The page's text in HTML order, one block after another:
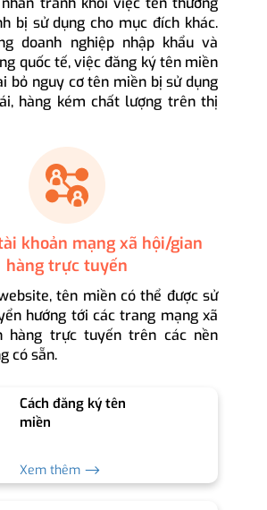
bị sử dụng cho mục đích khác.
doanh nghiệp nhập khẩu và
quốc tế, việc đăng ký tên miền
bỏ nguy cơ tên miền bị sử dụng
hàng kém chất lượng trên thị
khoản mạng xã hội/gian
hàng trực tuyến
tên miền có thể được sử
hướng tới các trang mạng xã
hàng trực tuyến trên các nền
có sẵn.
Cách đăng ký tên
miền
Xem thêm ⟶